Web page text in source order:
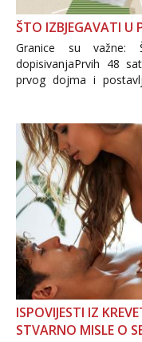
ŠTO IZBJEGAVATI U
Granice su
dopisivanjaPrvih 48
prvog dojma i
Važno je izbjeći
informacija, jer
povjerenje. Takođe...
ISPOVIJESTI IZ
STVARNO MISLE O